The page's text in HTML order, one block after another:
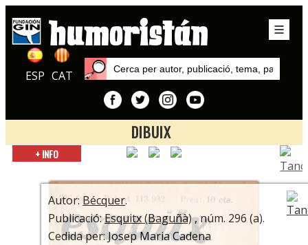
ESP CAT
DIBUIX
Inici
Esquitx (Baguñà)
+ INFO
Autor:Bécquer.
Publicació:Esquitx (Baguñà), núm. 296 (a).
Cedida per: Josep Maria Cadena